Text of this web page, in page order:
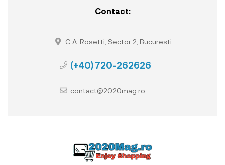
Contact:
C.A. Rosetti, Sector 2, Bucuresti
(+40) 720-262626
contact@2020mag.ro